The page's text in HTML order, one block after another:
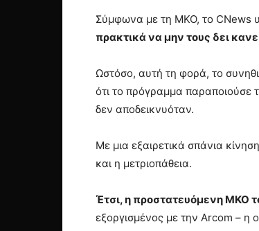
Σύμφωνα με τη ΜΚΟ, το CNews
πρακτικά να μην τους δει
Ωστόσο, αυτή τη φορά, το
ότι το πρόγραμμα παραποιούσε
δεν αποδεικνυόταν.
Με μια εξαιρετικά σπάνια
και η μετριοπάθεια.
Έτσι, η προστατευόμενη ΜΚΟ
εξοργισμένος με την Arcom – η